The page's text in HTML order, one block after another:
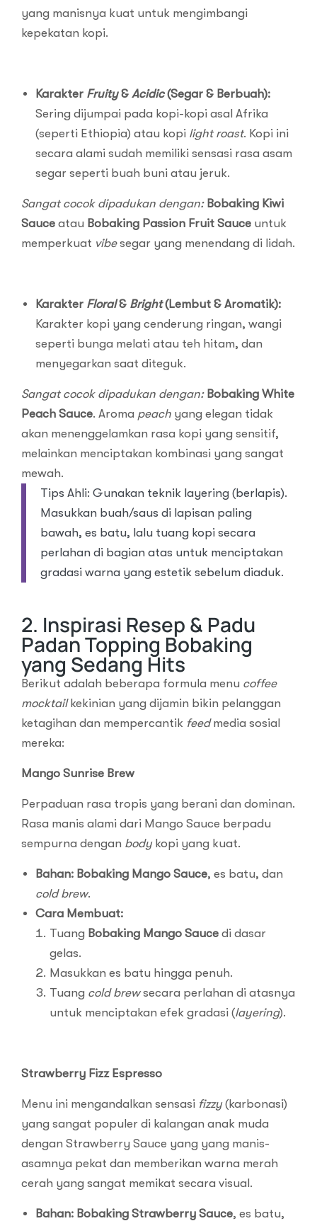
yang manisnya kuat untuk mengimbangi
kepekatan kopi.
Karakter Fruity& Acidic(Segar & Berbuah):
Sering dijumpai pada kopi-kopi asal Afrika
(seperti Ethiopia) atau kopi light roast. Kopi ini
secara alami sudah memiliki sensasi rasa asam
segar seperti buah buni atau jeruk.
Sangat cocok dipadukan dengan: Bobaking Kiwi
Sauce atau Bobaking Passion Fruit Sauce untuk
memperkuat vibesegar yang menendang di lidah.
Karakter Floral& Bright(Lembut & Aromatik):
Karakter kopi yang cenderung ringan, wangi
seperti bunga melati atau teh hitam, dan
menyegarkan saat diteguk.
Sangat cocok dipadukan dengan: Bobaking White
Peach Sauce. Aroma peach yang elegan tidak
akan menenggelamkan rasa kopi yang sensitif,
melainkan menciptakan kombinasi yang sangat
mewah.
Tips Ahli: Gunakan teknik layering (berlapis).
Masukkan buah/saus di lapisan paling
bawah, es batu, lalu tuang kopi secara
perlahan di bagian atas untuk menciptakan
gradasi warna yang estetik sebelum diaduk.
2. Inspirasi Resep & Padu
Padan Topping Bobaking
yang Sedang Hits
Berikut adalah beberapa formula menu coffee
mocktailkekinian yang dijamin bikin pelanggan
ketagihan dan mempercantik feedmedia sosial
mereka:
Mango Sunrise Brew
Perpaduan rasa tropis yang berani dan dominan.
Rasa manis alami dari Mango Sauce berpadu
sempurna dengan bodykopi yang kuat.
Bahan: Bobaking Mango Sauce, es batu, dan
cold brew.
Cara Membuat:
Tuang Bobaking Mango Sauce di dasar
gelas.
Masukkan es batu hingga penuh.
Tuang cold brewsecara perlahan di atasnya
untuk menciptakan efek gradasi (layering).
Strawberry Fizz Espresso
Menu ini mengandalkan sensasi fizzy(karbonasi)
yang sangat populer di kalangan anak muda
dengan Strawberry Sauce yang yang manis-
asamnya pekat dan memberikan warna merah
cerah yang sangat memikat secara visual.
Bahan: Bobaking Strawberry Sauce, es batu,